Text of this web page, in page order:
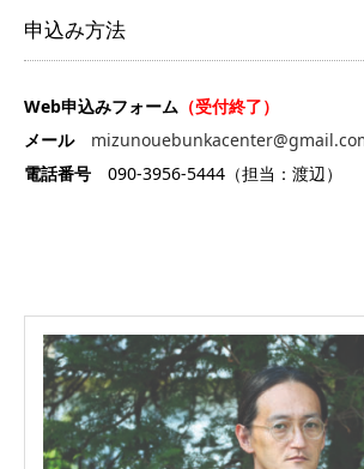
申込み方法
Web申込みフォーム （受付終了）
メール
電話番号 090-3956-5444（担当：渡辺）